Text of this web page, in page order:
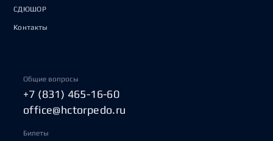
СДЮШОР
Контакты
Общие вопросы
+7 (831) 465-16-60
office@hctorpedo.ru
Билеты